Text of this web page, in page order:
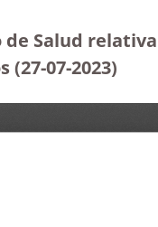
Salud
07-2023)